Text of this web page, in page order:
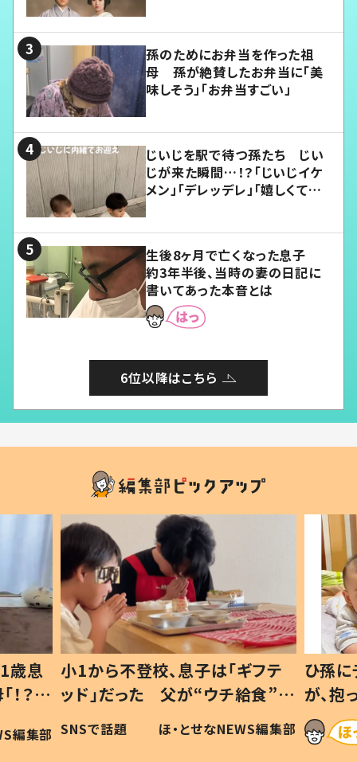
孫のためにお弁当を作った祖
母 孫が絶賛したお弁当に「美
味しそう」「お弁当すごい」
じいじを駅で待つ孫たち じい
じが来た瞬間…！？「じいじイケ
メン」「デレッデレ」「嬉しくて可
生後8ヶ月で亡くなった息子
約3年半後、当時の妻の日記に
書いてあった本音とは
6位以降はこちら
歳息
？」
編集部
小1から不登校、息子は「ギフテ
ッド」だった 父が“ウチ給食”を
作り続ける理由とは #令和の親
#令和の子
SNSで話題 ほ・とせなNEWS編集部
ひ孫
が、
「涙が
い」